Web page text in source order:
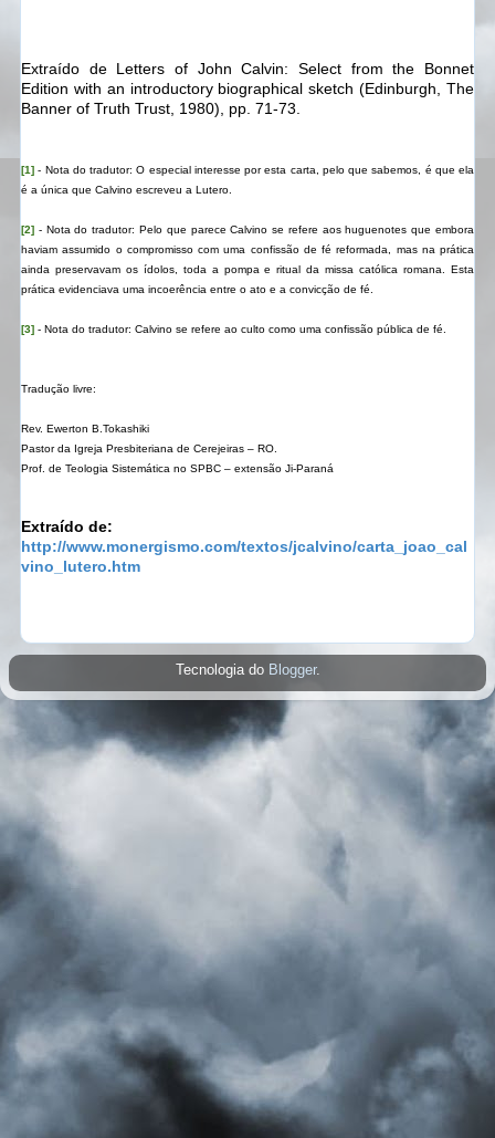
Extraído de Letters of John Calvin: Select from the Bonnet
Edition with an introductory biographical sketch (Edinburgh, The
Banner of Truth Trust, 1980), pp. 71-73.
[1] - Nota do tradutor: O especial interesse por esta carta, pelo que sabemos, é que ela
é a única que Calvino escreveu a Lutero.
[2] - Nota do tradutor: Pelo que parece Calvino se refere aos huguenotes que embora
haviam assumido o compromisso com uma confissão de fé reformada, mas na prática
ainda preservavam os ídolos, toda a pompa e ritual da missa católica romana. Esta
prática evidenciava uma incoerência entre o ato e a convicção de fé.
[3] - Nota do tradutor: Calvino se refere ao culto como uma confissão pública de fé.
Tradução livre:
Rev. Ewerton B.Tokashiki
Pastor da Igreja Presbiteriana de Cerejeiras – RO.
Prof. de Teologia Sistemática no SPBC – extensão Ji-Paraná
Extraído de:
http://www.monergismo.com/textos/jcalvino/carta_joao_cal
vino_lutero.htm
Tecnologia do Blogger.